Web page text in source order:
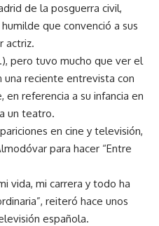
de la posguerra civil,
que convenció a sus
actriz.
pero tuvo mucho que ver el
una reciente entrevista con
en referencia a su infancia en
un teatro.
en cine y televisión,
para hacer “Entre
vida, mi carrera y todo ha
reiteró hace unos
española.